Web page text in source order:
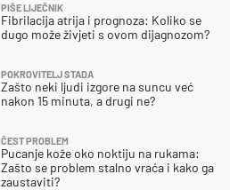
PIŠE LIJEČNIK
Fibrilacija atrija i prognoza: Koliko se
dugo može živjeti s ovom dijagnozom?
POKROVITELJ STADA
Zašto neki ljudi izgore na suncu već
nakon 15 minuta, a drugi ne?
ČEST PROBLEM
Pucanje kože oko noktiju na rukama:
Zašto se problem stalno vraća i kako ga
zaustaviti?